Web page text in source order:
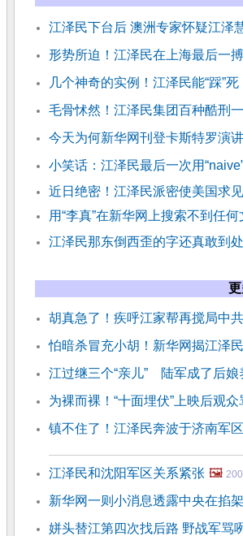
江泽民下台后 澳洲专家怀疑江泽
形势所迫！江泽民在上海最后一搏
几个神奇的实例！江泽民能“踩”死
毛骨怵然！江泽民集团百种酷刑
今天为何新华网刊登卡斯特罗演
小笑话：江泽民最后一次用
近日绝密！江泽民派密使美国求
用“李真”在新华网上搜索不到任何
江泽民那东倒西歪的字还真敢到
更
胡真急了！疾呼江家帮再搅局中
怕暗杀冒充小胡！新华网揭江泽
江过继三个“亲儿” 陆军成了后娘
为裸而裸！“十面埋伏”上映后观
镇不住了！江泽民奔波于济南军
江泽民和沈阳军区关系紧张 🖼️
新华网一则小消息透露中央在掐架
姘头替江第四次找后路 野战军骂